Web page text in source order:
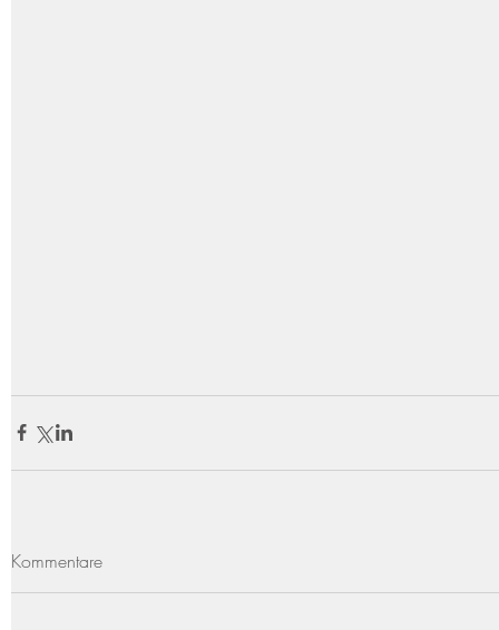
Kommentare